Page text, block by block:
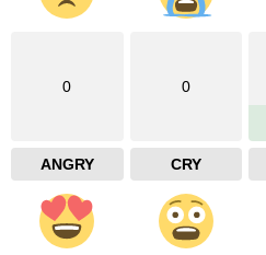
0
ANGRY
0
CRY